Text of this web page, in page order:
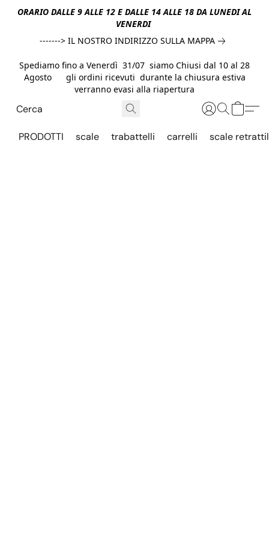
ORARIO DALLE 9 ALLE 12 E DALLE 14 ALLE 18 DA LUNEDI AL
VENERDI
-------> IL NOSTRO INDIRIZZO SULLA MAPPA
Spediamo fino a Venerdì 31/07 siamo Chiusi dal 10 al 28
Agosto gli ordini ricevuti durante la chiusura estiva
verranno evasi alla riapertura
PRODOTTI scale trabattelli carrelli scale